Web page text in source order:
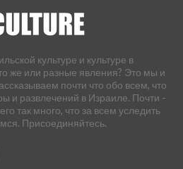
культуре и культуре в
же или разные явления? Это мы и
почти что обо всем, что
и развлечений в Израиле. Почти -
так много, что за всем уследить
Присоединяйтесь.